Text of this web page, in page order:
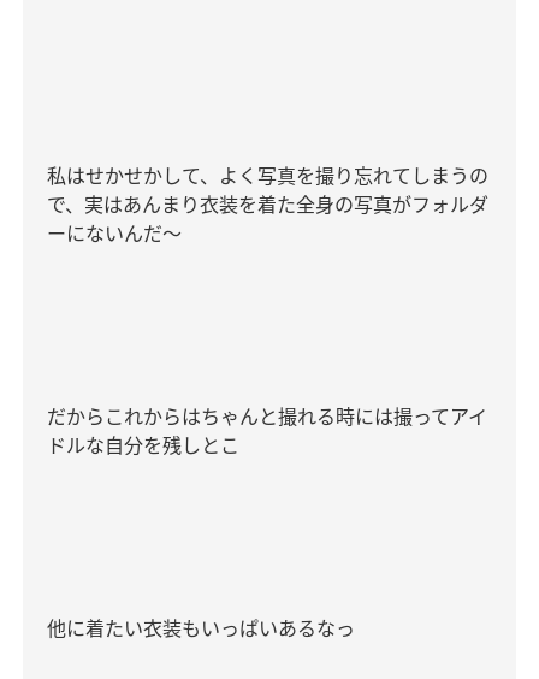
私はせかせかして、よく写真を撮り忘れてしまうの
で、実はあんまり衣装を着た全身の写真がフォルダ
ーにないんだ〜
だからこれからはちゃんと撮れる時には撮ってアイ
ドルな自分を残しとこ
他に着たい衣装もいっぱいあるなっ